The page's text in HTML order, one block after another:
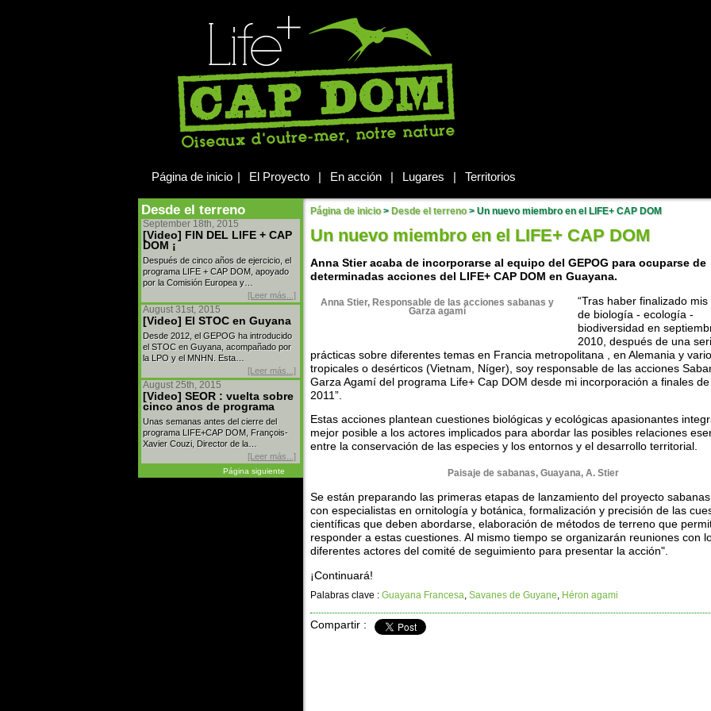
Página de inicio | El Proyecto | En acción | Lugares | Territorios
Desde el terreno
September 18th, 2015
[Video] FIN DEL LIFE + CAP
DOM ¡
Después de cinco años de ejercicio, el
programa LIFE + CAP DOM, apoyado
por la Comisión Europea y…
[Leer más...]
August 31st, 2015
[Video] El STOC en Guyana
Desde 2012, el GEPOG ha introducido
el STOC en Guyana, acompañado por
la LPO y el MNHN. Esta…
[Leer más...]
August 25th, 2015
[Video] SEOR : vuelta sobre
cinco anos de programa
Unas semanas antes del cierre del
programa LIFE+CAP DOM, François-
Xavier Couzi, Director de la…
[Leer más...]
Página siguiente
Página de inicio > Desde el terreno >Un nuevo miembro en el LIFE+ CAP DOM
Un nuevo miembro en el LIFE+ CAP DOM
Anna Stier acaba de incorporarse al equipo del GEPOG para ocuparse de
determinadas acciones del LIFE+ CAP DOM en Guayana.
Anna Stier, Responsable de las acciones sabanas y
Garza agamí
“Tras haber finalizado mis
de biología - ecología -
biodiversidad en
2010, después de una
prácticas sobre diferentes temas en Francia metropolitana , en Alemania y
tropicales o desérticos (Vietnam, Níger), soy responsable de las acciones
Garza Agamí del programa Life+ Cap DOM desde mi incorporación a finales
2011”.
Estas acciones plantean cuestiones biológicas y ecológicas apasionantes
mejor posible a los actores implicados para abordar las posibles relaciones
entre la conservación de las especies y los entornos y el desarrollo territorial.
Paisaje de sabanas, Guayana, A. Stier
Se están preparando las primeras etapas de lanzamiento del proyecto
con especialistas en ornitología y botánica, formalización y precisión de las
científicas que deben abordarse, elaboración de métodos de terreno que
responder a estas cuestiones. Al mismo tiempo se organizarán reuniones con
diferentes actores del comité de seguimiento para presentar la acción".
¡Continuará!
Palabras clave : Guayana Francesa, Savanes de Guyane, Héron agami
Compartir :